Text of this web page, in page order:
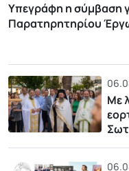
Υπεγράφη η σύμβαση
Παρατηρητηρίου
Με